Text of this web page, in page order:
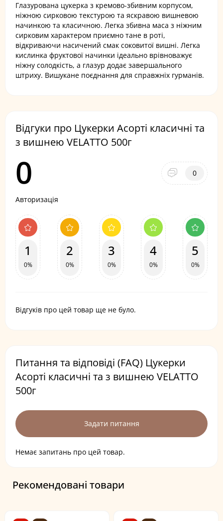
Глазурована цукерка з кремово-збивним корпусом,
ніжною сирковою текстурою та яскравою вишневою
начинкою та класичною. Легка збивна маса з ніжним
сирковим характером приємно тане в роті,
відкриваючи насичений смак соковитої вишні. Легка
кислинка фруктової начинки ідеально врівноважує
ніжну солодкість, а глазур додає завершального
штриху. Вишукане поєднання для справжніх гурманів.
Відгуки про Цукерки Асорті класичні та
з вишнею VELATTO 500г
0 0
Авторизація
1
0%
2
0%
3
0%
4
0%
5
0%
Відгуків про цей товар ще не було.
Питання та відповіді (FAQ) Цукерки
Асорті класичні та з вишнею VELATTO
500г
Задати питання
Немає запитань про цей товар.
Рекомендовані товари